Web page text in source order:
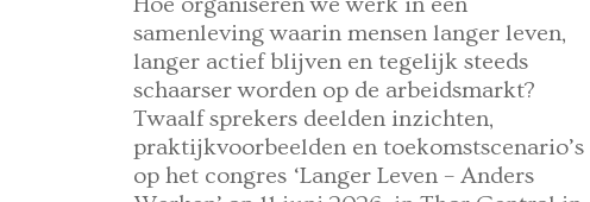
samenleving waarin mensen langer leven,
langer actief blijven en tegelijk steeds
schaarser worden op de arbeidsmarkt?
Twaalf sprekers deelden inzichten,
praktijkvoorbeelden en toekomstscenario’s
op het congres ‘Langer Leven – Anders